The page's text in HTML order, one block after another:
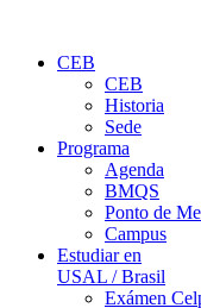
CEB
CEB
Historia
Sede
Programa
Agenda
BMQS
Ponto de
Campus
Estudiar en
USAL / Brasil
Exámen